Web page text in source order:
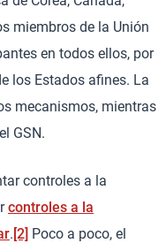
miembros de la Unión
en todos ellos, por
los Estados afines. La
mecanismos, mientras
GSN.
controles a la
controles a la
. [2] Poco a poco, el